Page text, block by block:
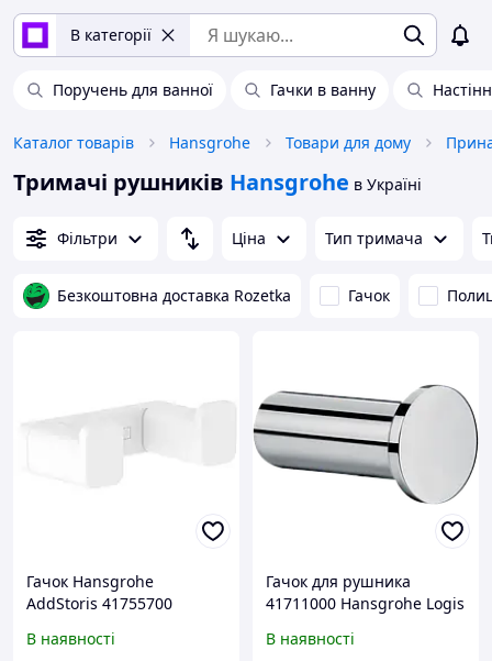
В категорії
Поручень для ванної Гачки в ванну
Каталог товарів Hansgrohe Товари для дому
Тримачі рушників Hansgrohe в Україні
Фільтри Ціна Тип тримача
Безкоштовна доставка Rozetka Гачок
Гачок Hansgrohe
AddStoris 41755700
В наявності
Гачок для рушника
41711000 Hansgrohe Logis
В наявності